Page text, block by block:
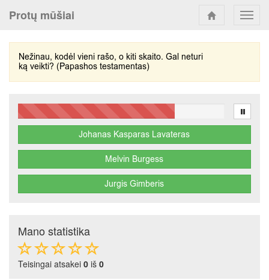
Protų mūšiai
Mano statistika
Teisingai atsakei 0 iš 0